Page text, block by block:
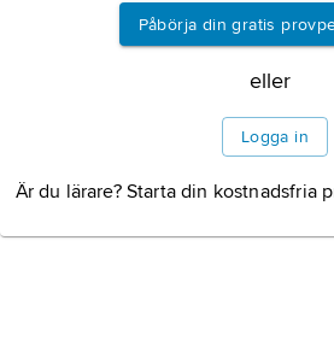
Påbörja din gratis
eller
Logga in
Är du lärare? Starta din kostnadsfria